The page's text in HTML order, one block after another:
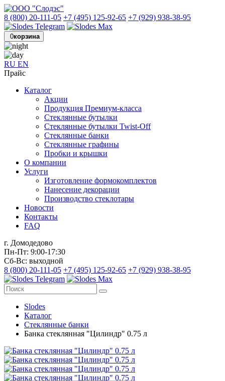
8 (800) 20-111-05 +7 (495) 125-92-65 +7 (929) 938-38-95
0корзина
RU EN
Прайс
Каталог
Акции
Продукция Премиум-класса
Стеклянные бутылки
Стеклянные бутылки Twist-Off
Стеклянные банки
Стеклянные графины
Пробки и крышки
О компании
Услуги
Изготовление формокомплектов
Нанесение декорации
Производство стеклотары
Новости
Контакты
FAQ
г. Домодедово
Пн-Пт: 9:00-17:30
Сб-Вс: выходной
8 (800) 20-111-05 +7 (495) 125-92-65 +7 (929) 938-38-95
Slodes
Каталог
Стеклянные банки
Банка стеклянная "Цилиндр" 0.75 л